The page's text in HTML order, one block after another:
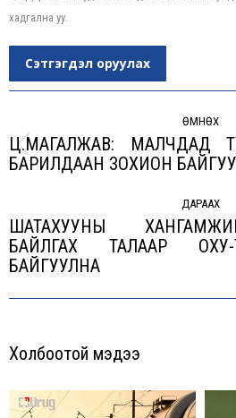
хадгална уу.
Сэтгэгдэл оруулах
ӨМНӨХ
Ц.МАГАЛЖАВ: МАЛЧДАД
БАРИЛДААН ЗОХИОН
ДАРААХ
Next
ШАТАХУУНЫ
БАЙЛГАХ ТАЛААР
БАЙГУУЛНА
Холбоотой мэдээ